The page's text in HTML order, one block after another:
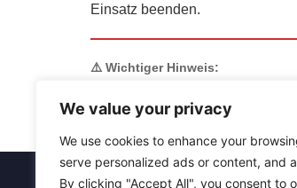
We value your privacy
We use cookies to enhance your
serve personalized ads or content, and
By clicking "Accept All", you consent to
Einsatz beenden.
⚠️ Wichtiger Hinweis:
Auf unserer Internetseite berichten
Es werden keine Bilder von